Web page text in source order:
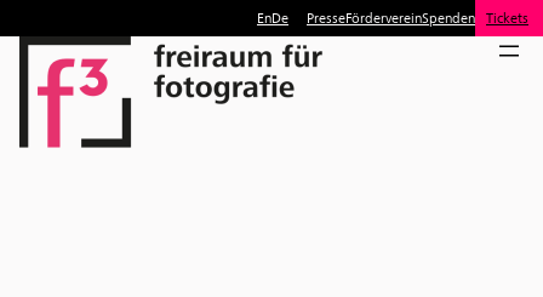
EnDe PresseFördervereinSpenden Tickets